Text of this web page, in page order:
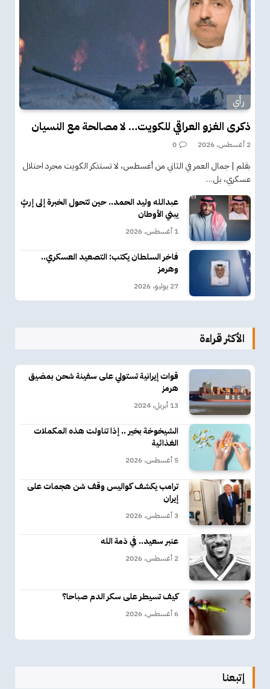
رأي
ذكرى الغزو العراقي للكويت… لا مصالحة مع النسيان
2 أغسطس، 2026 0
بقلم | جمال العمر في الثاني من أغسطس، لا تستذكر الكويت مجرد احتلال
عسكري، بل…
عبدالله وليد الحمد.. حين تتحول الخبرة إلى إرثٍ
يبني الأوطان
1 أغسطس، 2026
فاخر السلطان يكتب: التصعيد العسكري..
وهرمز
27 يوليو، 2026
الأكثر قراءة
قوات إيرانية تستولي على سفينة شحن بمضيق
هرمز
13 أبريل، 2024
الشيخوخة بخير .. إذا تناولت هذه المكملات
الغذائية
5 أغسطس، 2026
ترامب يكشف كواليس وقف شن هجمات على
إيران
3 أغسطس، 2026
عنبر سعيد.. في ذمة الله
2 أغسطس، 2026
كيف تسيطر على سكر الدم صباحا؟
6 أغسطس، 2026
إتبعنا